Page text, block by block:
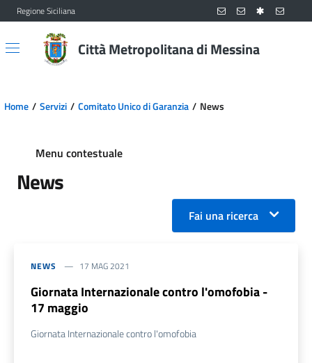
Vai al contenuto principale
Vai al menu principale
Regione Siciliana
Città Metropolitana di Messina
Home Servizi Comitato Unico di Garanzia News
Menu contestuale
News
Fai una ricerca
NEWS 17 MAG 2021
Giornata Internazionale contro l'omofobia -
17 maggio
Giornata Internazionale contro l'omofobia